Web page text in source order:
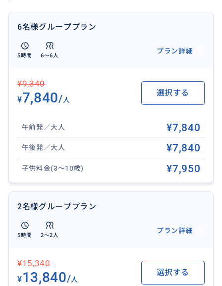
▼アユタヤとは
古都アユタヤーは、400年以上も首都としてこの国の中
心となった町で、その遺跡群は世界遺産にも指定され
タイの文化の2大ルーツの一つである、このアユタヤー
王朝の遺跡群は、タイへ観光に来たなら一度は行って
みたい場所ともいえるでしょう。
おすすめ
6名様グループプラン
5時間 6〜6人
プラン詳細
¥9,340
¥7,840/人
選択する
午前発／大人 ¥7,840
午後発／大人 ¥7,840
子供料金(3～10歳) ¥7,950
2名様グループプラン
5時間 2〜2人
プラン詳細
¥15,340
¥13,840/人
選択する